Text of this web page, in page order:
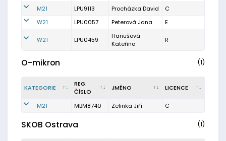
M21
LPU9113 Procházka David
C
W21
LPU0057 Peterová Jana E
W21 LPU0459
Hanušová
Kateřina
R
O-mikron (1)
KATEGORIE
REG.
ČÍSLO
JMÉNO LICENCE
M21 MBM8740 Zelinka Jiří C
SKOB Ostrava (1)